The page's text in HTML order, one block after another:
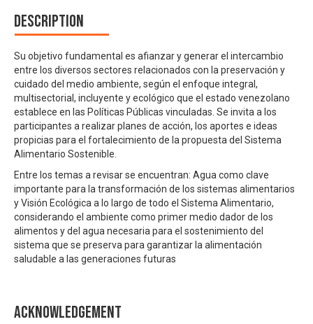
Description
Su objetivo fundamental es afianzar y generar el intercambio
entre los diversos sectores relacionados con la preservación y
cuidado del medio ambiente, según el enfoque integral,
multisectorial, incluyente y ecológico que el estado venezolano
establece en las Políticas Públicas vinculadas. Se invita a los
participantes a realizar planes de acción, los aportes e ideas
propicias para el fortalecimiento de la propuesta del Sistema
Alimentario Sostenible.
Entre los temas a revisar se encuentran: Agua como clave
importante para la transformación de los sistemas alimentarios
y Visión Ecológica a lo largo de todo el Sistema Alimentario,
considerando el ambiente como primer medio dador de los
alimentos y del agua necesaria para el sostenimiento del
sistema que se preserva para garantizar la alimentación
saludable a las generaciones futuras
Acknowledgement